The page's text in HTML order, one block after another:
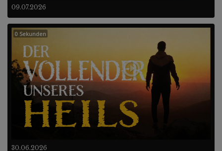
09.07.2026
30.06.2026
0 Sekunden